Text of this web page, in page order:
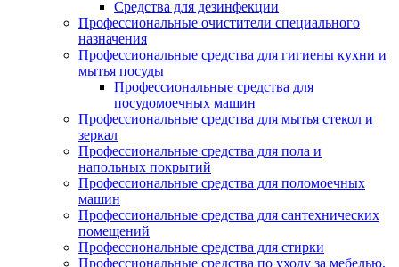
Средства для дезинфекции
Профессиональные очистители специального
назначения
Профессиональные средства для гигиены кухни и
мытья посуды
Профессиональные средства для
посудомоечных машин
Профессиональные средства для мытья стекол и
зеркал
Профессиональные средства для пола и
напольных покрытий
Профессиональные средства для поломоечных
машин
Профессиональные средства для сантехнических
помещений
Профессиональные средства для стирки
Профессиональные средства по уходу за мебелью,